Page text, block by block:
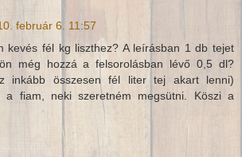
február 6. 11:57
kevés fél kg liszthez? A leírásban 1 db tejet
még hozzá a felsorolásban lévő 0,5 dl?
inkább összesen fél liter tej akart lenni)
a fiam, neki szeretném megsütni. Köszi a